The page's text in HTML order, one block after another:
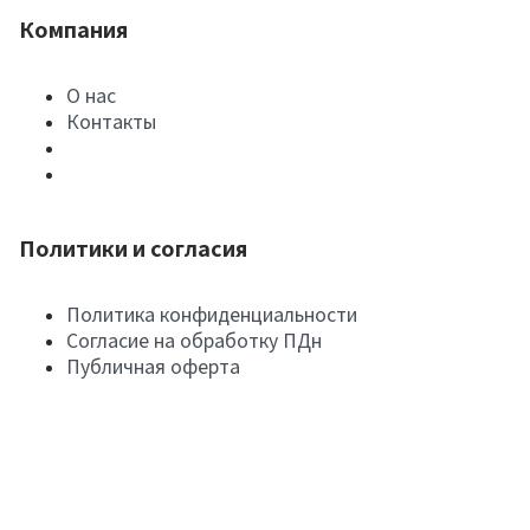
Компания
О нас
Контакты
Политики и согласия
Политика конфиденциальности
Согласие на обработку ПДн
Публичная оферта